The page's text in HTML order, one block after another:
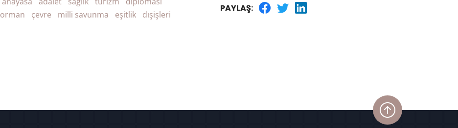
orman çevre milli savunma eşitlik
dışişleri
PAYLAŞ: